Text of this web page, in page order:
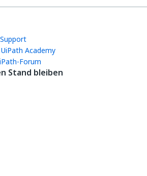
Support
UiPath Academy
Forum
Stand bleiben